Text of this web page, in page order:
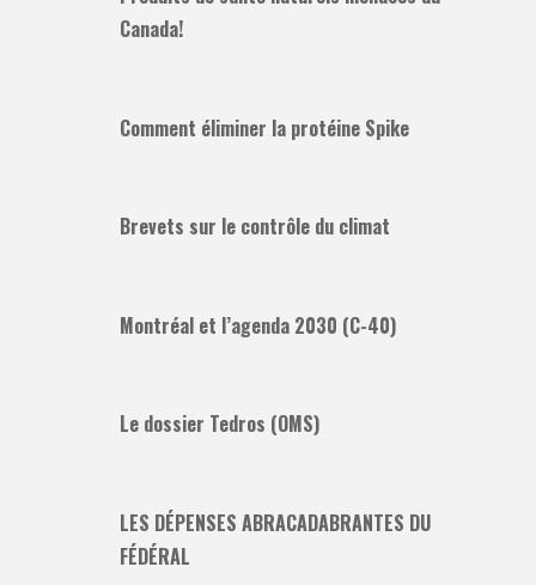
Canada!
Comment éliminer la protéine Spike
Brevets sur le contrôle du climat
Montréal et l’agenda 2030 (C-40)
Le dossier Tedros (OMS)
LES DÉPENSES ABRACADABRANTES DU
FÉDÉRAL